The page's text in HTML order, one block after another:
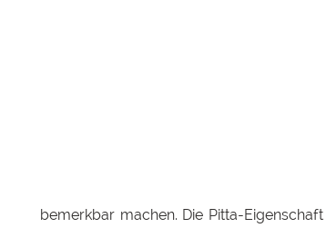
bemerkbar machen. Die Pitta-